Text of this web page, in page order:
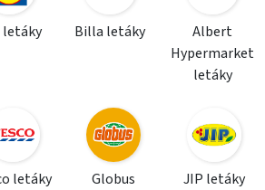
letáky Billa letáky
Albert
Hypermarket
letáky
letáky
Globus
JIP letáky